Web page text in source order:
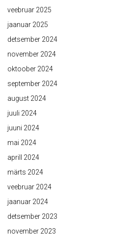
veebruar 2025
jaanuar 2025
detsember 2024
november 2024
oktoober 2024
september 2024
august 2024
juuli 2024
juuni 2024
mai 2024
aprill 2024
märts 2024
veebruar 2024
jaanuar 2024
detsember 2023
november 2023